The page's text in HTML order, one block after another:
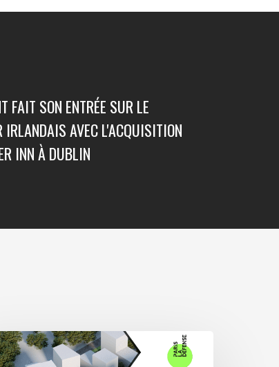
FAIT SON ENTRÉE SUR LE
IRLANDAIS AVEC L'ACQUISITION
INN À DUBLIN